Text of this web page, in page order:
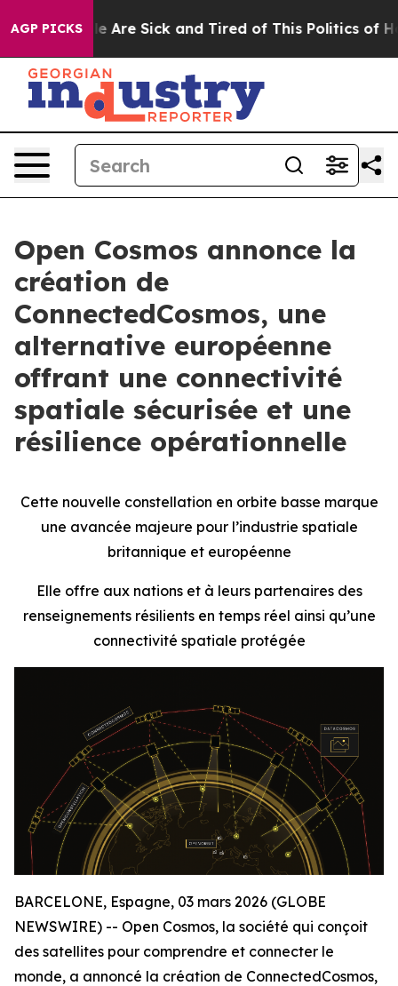
AGP PICKS
“People Are Sick and Tired of This Politics of
Open Cosmos annonce la
création de
ConnectedCosmos, une
alternative européenne
offrant une connectivité
spatiale sécurisée et une
résilience opérationnelle
Cette nouvelle constellation en orbite basse marque
une avancée majeure pour l’industrie spatiale
britannique et européenne
Elle offre aux nations et à leurs partenaires des
renseignements résilients en temps réel ainsi qu’une
connectivité spatiale protégée
BARCELONE, Espagne, 03 mars 2026 (GLOBE
NEWSWIRE) -- Open Cosmos, la société qui conçoit
des satellites pour comprendre et connecter le
monde, a annoncé la création de ConnectedCosmos,